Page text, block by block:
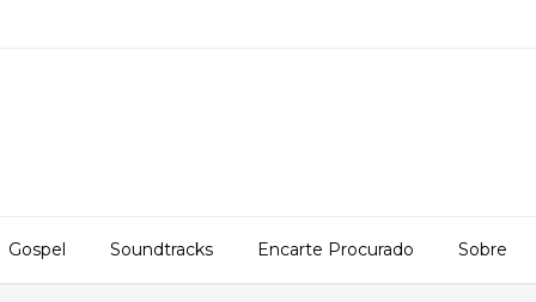
Gospel Soundtracks Encarte Procurado Sobre